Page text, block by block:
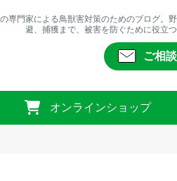
専門家による鳥獣害対策のためのブログ。
避、捕獲まで、被害を防ぐために役立
ご相
オンラインショップ